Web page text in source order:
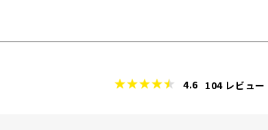
4.6 104レビュー